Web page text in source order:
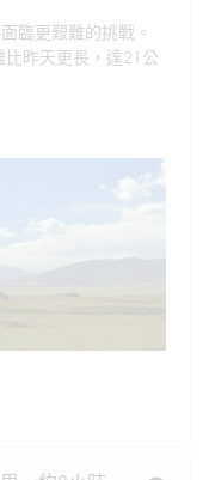
臨更艱難的挑戰。
昨天更長，達21公